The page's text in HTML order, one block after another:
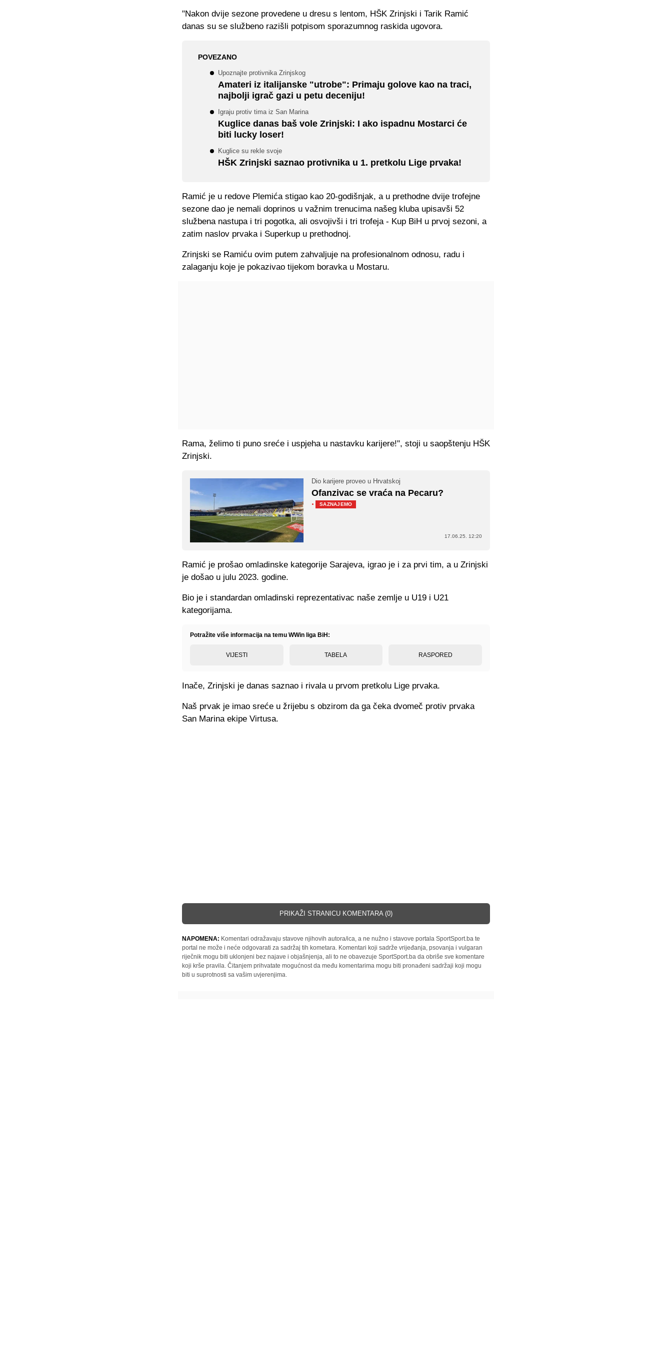
"Nakon dvije sezone provedene u dresu s lentom, HŠK Zrinjski i Tarik Ramić
danas su se službeno razišli potpisom sporazumnog raskida ugovora.
POVEZANO
Upoznajte protivnika Zrinjskog
Amateri iz italijanske "utrobe": Primaju golove kao na traci,
najbolji igrač gazi u petu deceniju!
Igraju protiv tima iz San Marina
Kuglice danas baš vole Zrinjski: I ako ispadnu Mostarci će
biti lucky loser!
Kuglice su rekle svoje
HŠK Zrinjski saznao protivnika u 1. pretkolu Lige prvaka!
Ramić je u redove Plemića stigao kao 20-godišnjak, a u prethodne dvije trofejne
sezone dao je nemali doprinos u važnim trenucima našeg kluba upisavši 52
službena nastupa i tri pogotka, ali osvojivši i tri trofeja - Kup BiH u prvoj sezoni, a
zatim naslov prvaka i Superkup u prethodnoj.
Zrinjski se Ramiću ovim putem zahvaljuje na profesionalnom odnosu, radu i
zalaganju koje je pokazivao tijekom boravka u Mostaru.
Rama, želimo ti puno sreće i uspjeha u nastavku karijere!", stoji u saopštenju HŠK
Zrinjski.
Dio karijere proveo u Hrvatskoj
Ofanzivac se vraća na Pecaru?
·
SAZNAJEMO
17.06.25. 12:20
Ramić je prošao omladinske kategorije Sarajeva, igrao je i za prvi tim, a u Zrinjski
je došao u julu 2023. godine.
Bio je i standardan omladinski reprezentativac naše zemlje u U19 i U21
kategorijama.
Potražite više informacija na temu WWin liga BiH:
VIJESTI TABELA RASPORED
Inače, Zrinjski je danas saznao i rivala u prvom pretkolu Lige prvaka.
Naš prvak je imao sreće u žrijebu s obzirom da ga čeka dvomeč protiv prvaka
San Marina ekipe Virtusa.
PRIKAŽI STRANICU KOMENTARA (0)
NAPOMENA: Komentari odražavaju stavove njihovih autora/ica, a ne nužno i stavove portala SportSport.ba te
portal ne može i neće odgovarati za sadržaj tih kometara. Komentari koji sadrže vrijeđanja, psovanja i vulgaran
riječnik mogu biti uklonjeni bez najave i objašnjenja, ali to ne obavezuje SportSport.ba da obriše sve komentare
koji krše pravila. Čitanjem prihvatate mogućnost da među komentarima mogu biti pronađeni sadržaji koji mogu
biti u suprotnosti sa vašim uvjerenjima.